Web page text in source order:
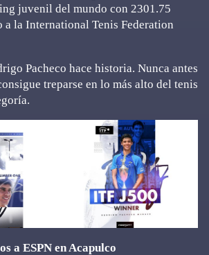
juvenil del mundo con 2301.75
a la International Tenis Federation
Pacheco hace historia. Nunca antes
treparse en lo más alto del tenis
a ESPN en Acapulco